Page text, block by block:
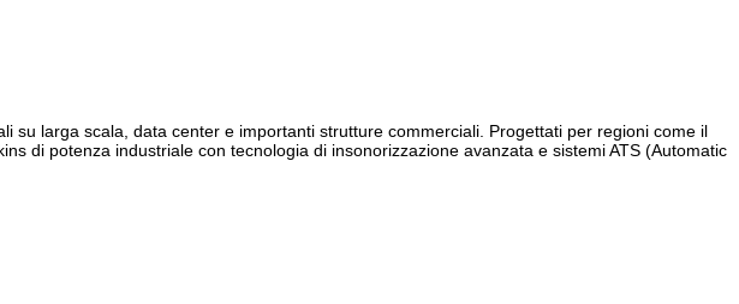
larga scala, data center e importanti strutture commerciali. Progettati per regioni come il
di potenza industriale con tecnologia di insonorizzazione avanzata e sistemi ATS (Automatic